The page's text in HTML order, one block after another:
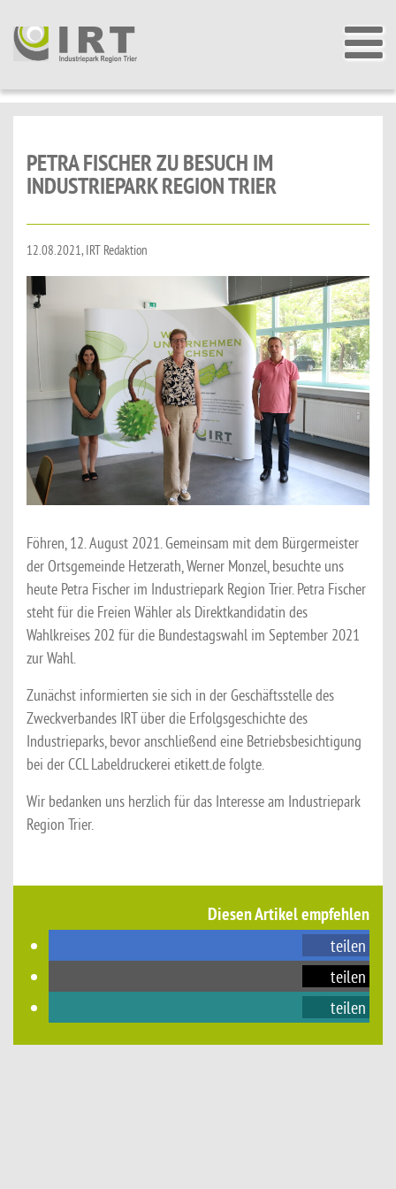
PETRA FISCHER ZU BESUCH IM
INDUSTRIEPARK REGION TRIER
12.08.2021, IRT Redaktion
Föhren, 12. August 2021. Gemeinsam mit dem Bürgermeister
der Ortsgemeinde Hetzerath, Werner Monzel, besuchte uns
heute Petra Fischer im Industriepark Region Trier. Petra Fischer
steht für die Freien Wähler als Direktkandidatin des
Wahlkreises 202 für die Bundestagswahl im September 2021
zur Wahl.
Zunächst informierten sie sich in der Geschäftsstelle des
Zweckverbandes IRT über die Erfolgsgeschichte des
Industrieparks, bevor anschließend eine Betriebsbesichtigung
bei der CCL Labeldruckerei etikett.de folgte.
Wir bedanken uns herzlich für das Interesse am Industriepark
Region Trier.
Diesen Artikel empfehlen
teilen
teilen
teilen